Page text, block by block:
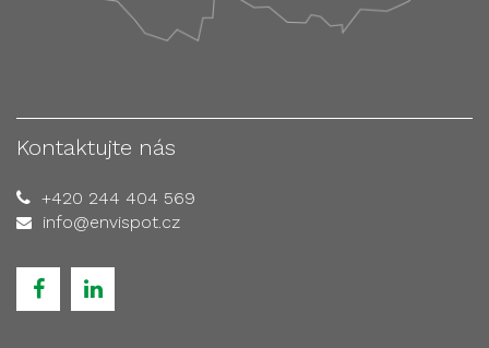
Kontaktujte nás
+420 244 404 569
info@envispot.cz